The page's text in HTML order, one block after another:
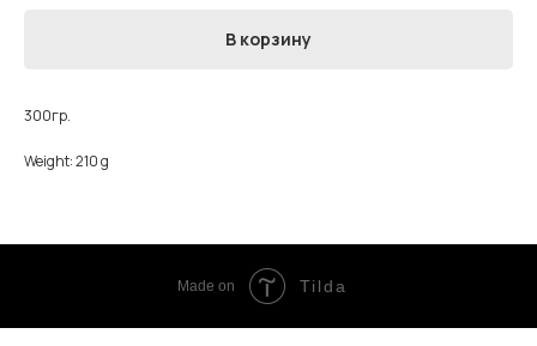
В корзину
300гр.
Weight: 210 g
Made on Tilda